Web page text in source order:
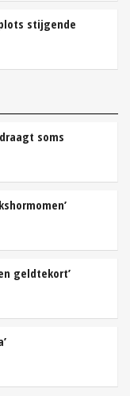
stijgende
soms
geldtekort’